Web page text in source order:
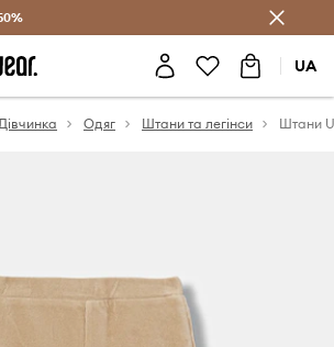
Заощаджуй з Answear Club
UA
Одяг Штани та легінси Штани